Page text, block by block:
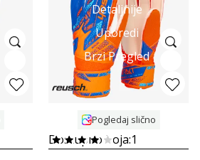
Detaljnije
Uporedi
Brzi Pregled
Pogledaj slično
Dostupno boja:1